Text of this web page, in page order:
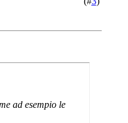
ad esempio le